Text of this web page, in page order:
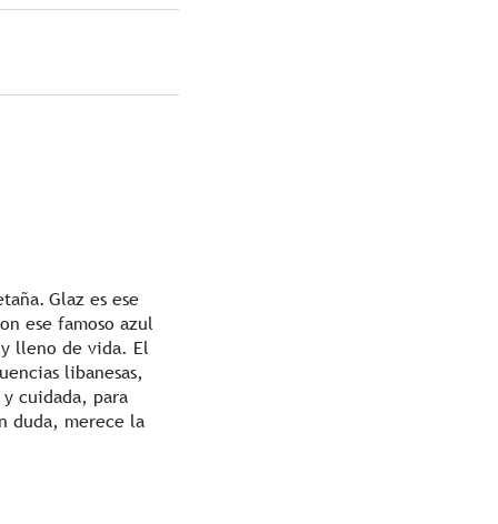
Glaz es ese
ese famoso azul
lleno de vida. El
libanesas,
cuidada, para
duda, merece la